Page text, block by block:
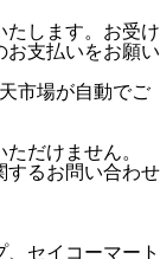
たします。お受け
お支払いをお願い
市場が自動でご
だけません。
るお問い合わせ
セイコーマート